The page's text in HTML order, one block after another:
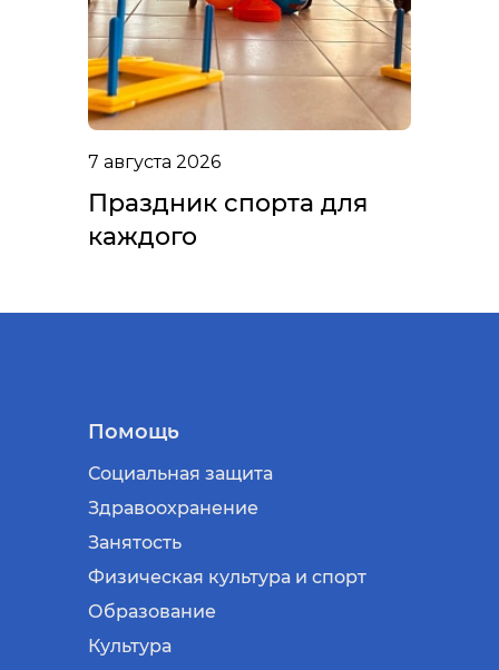
7 августа 2026
Праздник спорта для
каждого
Помощь
Социальная защита
Здравоохранение
Занятость
Физическая культура и спорт
Образование
Культура